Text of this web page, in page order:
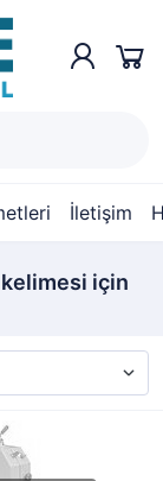
İletişim
kelimesi için